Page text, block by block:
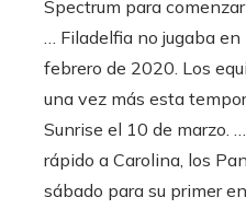
Spectrum para
… Filadelfia no jugaba en
febrero de 2020. Los
una vez más esta
Sunrise el 10 de marzo.
rápido a Carolina, los
sábado para su primer